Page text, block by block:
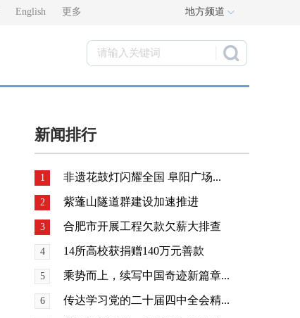
English 更多 地方频道
新闻排行
1 非遗花鼓灯闪耀全国 阜阳广场...
2 紫蓬山隧道群建设加速推进
3 合肥市开展工程欠款欠薪大排查
4 14所高校获捐赠140万元善款
5 乘势而上，续写中国奇迹新篇章...
6 传达学习党的二十届四中全会精...